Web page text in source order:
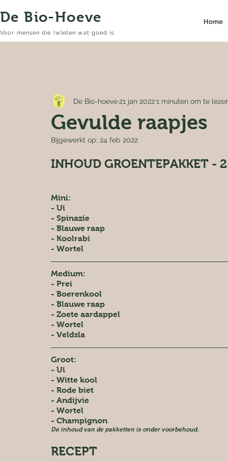
Gevulde raapjes
De Bio-hoeve 21 jan 20221 minuten om te
Bijgewerkt op: 24 feb 2022
INHOUD GROENTEPAKKET -
Mini:
- Ui
- Spinazie
- Blauwe raap
- Koolrabi
- Wortel
Medium:
- Prei
- Boerenkool
- Blauwe raap
- Zoete aardappel
- Wortel
- Veldsla
Groot:
- Ui
- Witte kool
- Rode biet
- Andijvie
- Wortel
- Champignon
De inhoud van de pakketten is onder voorbehoud.
RECEPT
De Bio-Hoeve
Voor mensen die (w)eten wat goed is
Home